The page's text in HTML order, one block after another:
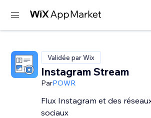
Validée par Wix
Instagram Stream
ParPOWR
Flux Instagram et des
sociaux